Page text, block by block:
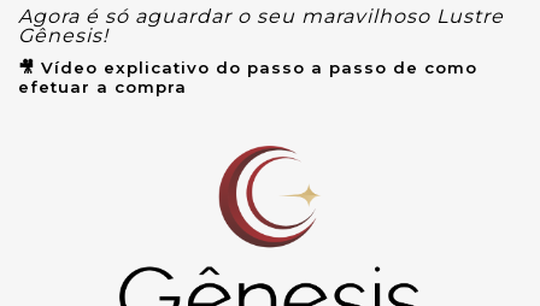
Agora é só aguardar o seu maravilhoso Lustre
Gênesis!
🎥 Vídeo explicativo do passo a passo de como
efetuar a compra